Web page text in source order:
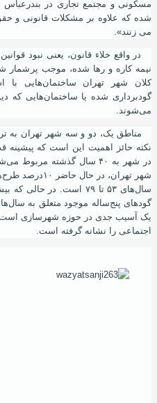
مسکونی و مجتمع تجاری در
شده که علاوه بر مشکلات قانونی و
می زنند».
در واقع خلاء قانون، یعنی نبود
نیمه کاره و رها شده، موجب پرشمار
کلان شهر تهران ساختمان‌هایی با
گودبرداری ‌شده یا ساختمان‌هایی که
می‌شوند.
مناطق یک، دو و سه شهر تهران به
نکته حائز اهمیت این است که پیشینه
در شهر به ۴۰ سال گذشته
یک آسیب جدی در حوزه شهرسازی است
اجتماعی را نشانه گرفته است.